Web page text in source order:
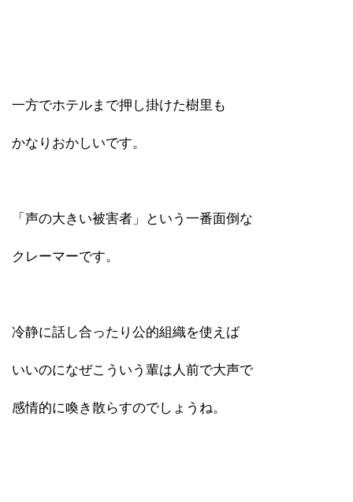
一方でホテルまで押し掛けた樹里も
かなりおかしいです。
「声の大きい被害者」という一番面倒な
クレーマーです。
冷静に話し合ったり公的組織を使えば
いいのになぜこういう輩は人前で大声で
感情的に喚き散らすのでしょうね。